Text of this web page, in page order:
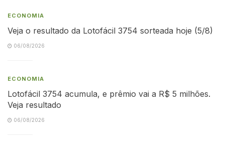
ECONOMIA
Veja o resultado da Lotofácil 3754 sorteada hoje (5/8)
06/08/2026
ECONOMIA
Lotofácil 3754 acumula, e prêmio vai a R$ 5 milhões.
Veja resultado
06/08/2026